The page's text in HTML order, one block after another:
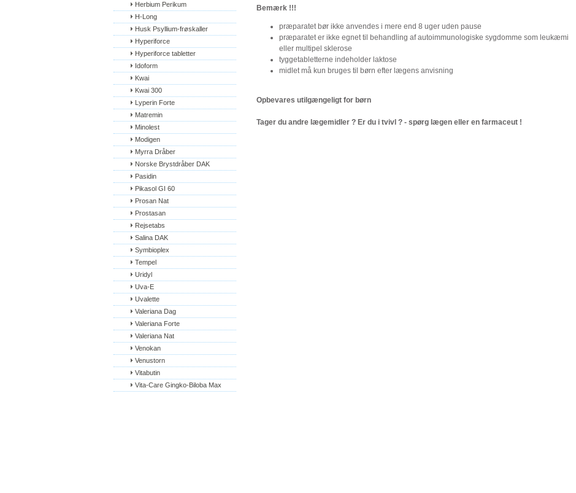
Herbium Perikum
H-Long
Husk Psyllium-frøskaller
Hyperiforce
Hyperiforce tabletter
Idoform
Kwai
Kwai 300
Lyperin Forte
Matremin
Minolest
Modigen
Myrra Dråber
Norske Brystdråber DAK
Pasidin
Pikasol GI 60
Prosan Nat
Prostasan
Rejsetabs
Salina DAK
Symbioplex
Tempel
Uridyl
Uva-E
Uvalette
Valeriana Dag
Valeriana Forte
Valeriana Nat
Venokan
Venustorn
Vitabutin
Vita-Care Gingko-Biloba Max
Bemærk !!!
præparatet bør ikke anvendes i mere end 8 uger uden pause
præparatet er ikke egnet til behandling af autoimmunologiske sygdomme som leukæmi
eller multipel sklerose
tyggetabletterne indeholder laktose
midlet må kun bruges til børn efter lægens anvisning
Opbevares utilgængeligt for børn
Tager du andre lægemidler ? Er du i tvivl ? - spørg lægen eller en farmaceut !